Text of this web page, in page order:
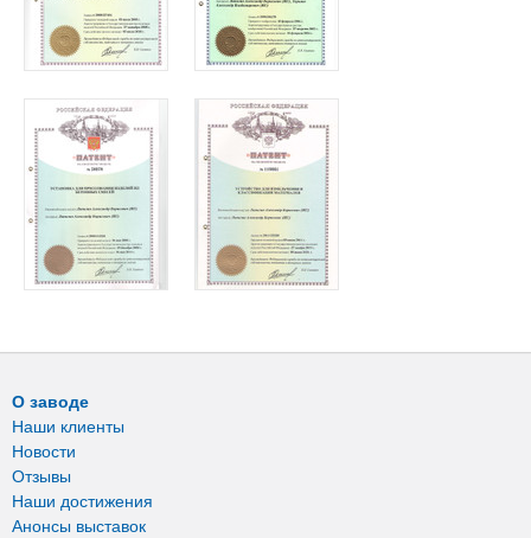
О заводе
Наши клиенты
Новости
Отзывы
Наши достижения
Анонсы выставок